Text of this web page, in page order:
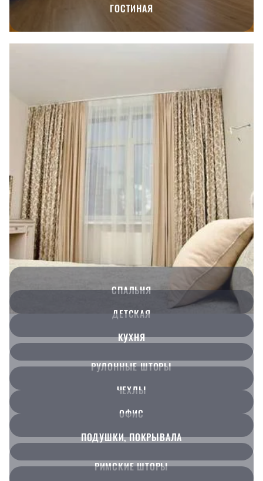
ГОСТИНАЯ
СПАЛЬНЯ
ДЕТСКАЯ
КУХНЯ
РУЛОННЫЕ ШТОРЫ
ЧЕХЛЫ
ОФИС
ПОДУШКИ, ПОКРЫВАЛА
РИМСКИЕ ШТОРЫ